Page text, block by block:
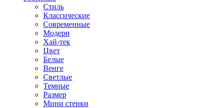
Стиль
Классические
Современные
Модерн
Хай-тек
Цвет
Белые
Венге
Светлые
Темные
Размер
Мини стенки